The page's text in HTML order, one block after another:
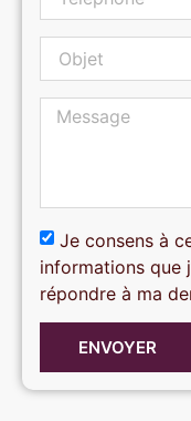
Je consens à
informations que
répondre à ma
ENVOYER